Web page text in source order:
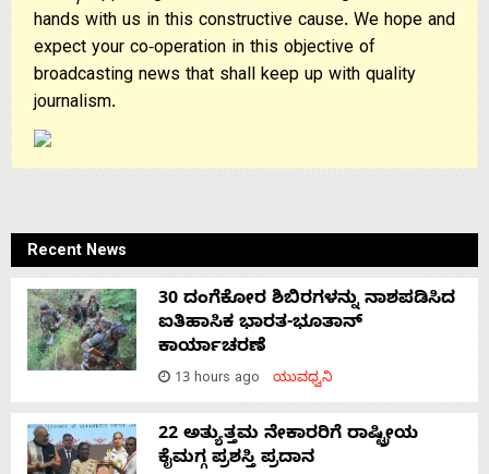
hands with us in this constructive cause. We hope and
expect your co-operation in this objective of
broadcasting news that shall keep up with quality
journalism.
Recent News
30 ದಂಗೆಕೋರ ಶಿಬಿರಗಳನ್ನು ನಾಶಪಡಿಸಿದ
ಐತಿಹಾಸಿಕ ಭಾರತ-ಭೂತಾನ್
ಕಾರ್ಯಾಚರಣೆ
13 hours ago ಯುವಧ್ವನಿ
22 ಅತ್ಯುತ್ತಮ ನೇಕಾರರಿಗೆ ರಾಷ್ಟ್ರೀಯ
ಕೈಮಗ್ಗ ಪ್ರಶಸ್ತಿ ಪ್ರದಾನ